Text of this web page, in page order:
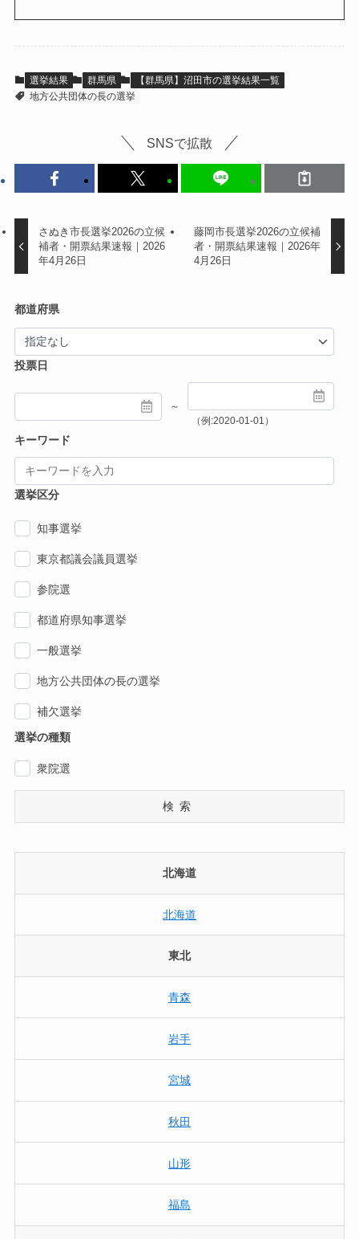
選挙結果 群馬県
【群馬県】沼田市の選挙結果一覧
地方公共団体の長の選挙
SNSで拡散
さぬき市長選挙2026の立候
補者・開票結果速報｜2026
年4月26日
藤岡市長選挙2026の立候補
者・開票結果速報｜2026年
4月26日
都道府県
投票日
～
（例:2020-01-01）
キーワード
選挙区分
知事選挙
東京都議会議員選挙
参院選
都道府県知事選挙
一般選挙
地方公共団体の長の選挙
補欠選挙
選挙の種類
衆院選
検索
北海道
北海道
東北
青森
岩手
宮城
秋田
山形
福島